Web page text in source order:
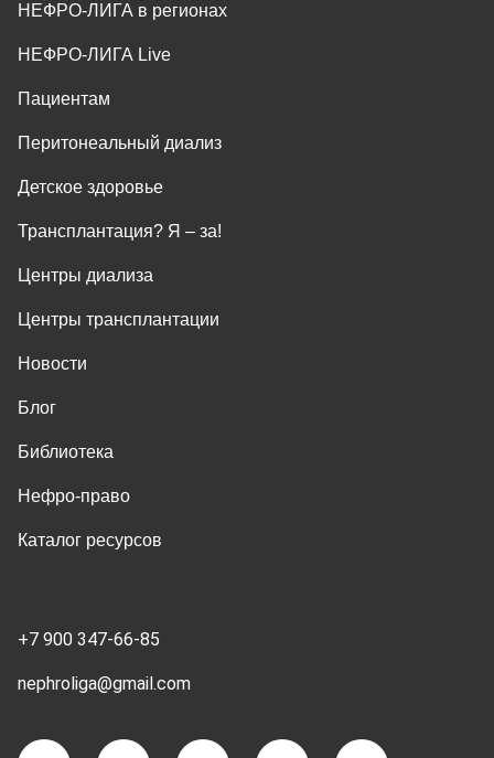
НЕФРО-ЛИГА в регионах
НЕФРО-ЛИГА Live
Пациентам
Перитонеальный диализ
Детское здоровье
Трансплантация? Я ‒ за!
Центры диализа
Центры трансплантации
Новости
Блог
Библиотека
Нефро-право
Каталог ресурсов
+7 900 347-66-85
nephroliga@gmail.com